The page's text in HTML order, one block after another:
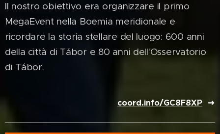
Il nostro obiettivo era organizzare il primo
MegaEvent nella Boemia meridionale e
ricordare la storia stellare del luogo: 600 anni
della città di Tábor e 80 anni dell'Osservatorio
di Tábor.
coord.info/GC8F8XP